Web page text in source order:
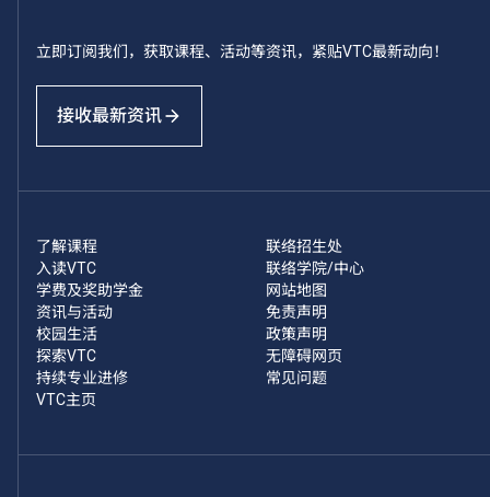
立即订阅我们，获取课程、活动等资讯，紧贴VTC最新动向！
接收最新资讯
了解课程
入读VTC
学费及奖助学金
资讯与活动
校园生活
探索VTC
持续专业进修
VTC主页
联络招生处
联络学院/中心
网站地图
免责声明
政策声明
无障碍网页
常见问题